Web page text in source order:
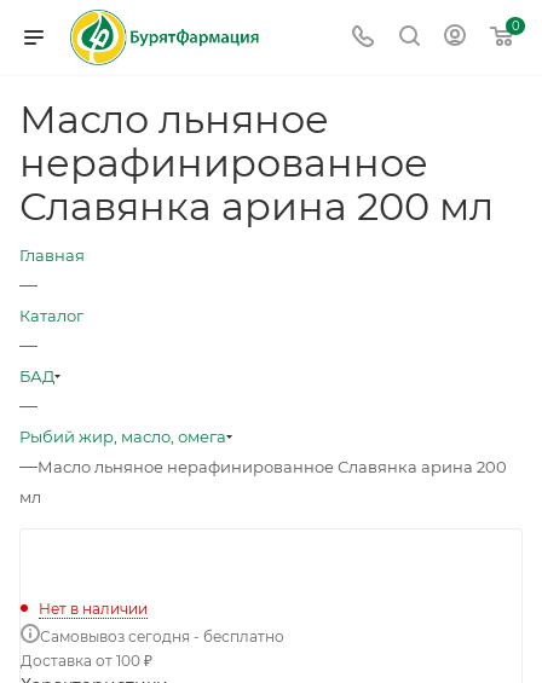
0
Масло льняное
нерафинированное
Славянка арина 200 мл
Главная
—
Каталог
—
БАД
—
Рыбий жир, масло, омега
—Масло льняное нерафинированное Славянка арина 200
мл
Нет в наличии
Самовывоз сегодня - бесплатно
Доставка от 100 ₽